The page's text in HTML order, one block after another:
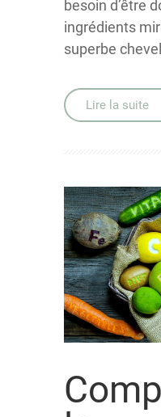
besoin d’être
ingrédients
superbe
Lire la suite